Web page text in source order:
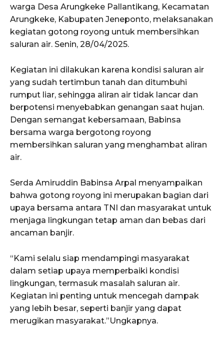
warga Desa Arungkeke Pallantikang, Kecamatan
Arungkeke, Kabupaten Jeneponto, melaksanakan
kegiatan gotong royong untuk membersihkan
saluran air. Senin, 28/04/2025.
Kegiatan ini dilakukan karena kondisi saluran air
yang sudah tertimbun tanah dan ditumbuhi
rumput liar, sehingga aliran air tidak lancar dan
berpotensi menyebabkan genangan saat hujan.
Dengan semangat kebersamaan, Babinsa
bersama warga bergotong royong
membersihkan saluran yang menghambat aliran
air.
Serda Amiruddin Babinsa Arpal menyampaikan
bahwa gotong royong ini merupakan bagian dari
upaya bersama antara TNI dan masyarakat untuk
menjaga lingkungan tetap aman dan bebas dari
ancaman banjir.
“Kami selalu siap mendampingi masyarakat
dalam setiap upaya memperbaiki kondisi
lingkungan, termasuk masalah saluran air.
Kegiatan ini penting untuk mencegah dampak
yang lebih besar, seperti banjir yang dapat
merugikan masyarakat.”Ungkapnya.